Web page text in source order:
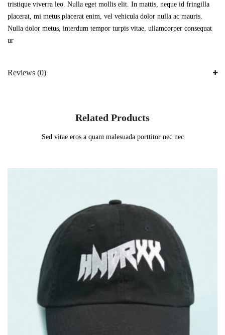
tristique viverra leo. Nulla eget mollis elit. In mattis, neque id fringilla
placerat, mi metus placerat enim, vel vehicula dolor nulla ac mauris.
Nulla dolor metus, interdum tempor turpis vitae, ullamcorper consequat
ur
Reviews (0)
Related Products
Sed vitae eros a quam malesuada porttitor nec nec